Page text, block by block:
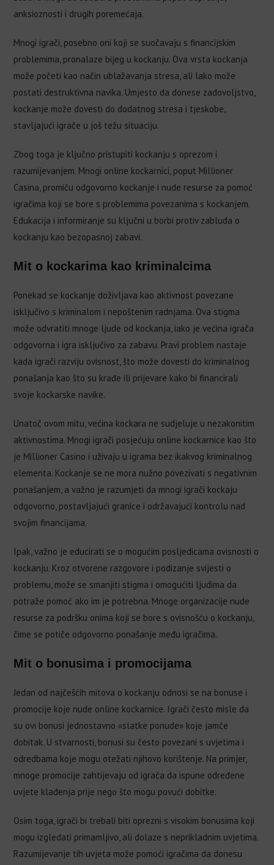
anksioznosti i drugih poremećaja.
Mnogi igrači, posebno oni koji se suočavaju s financijskim
problemima, pronalaze bijeg u kockanju. Ova vrsta kockanja
može početi kao način ublažavanja stresa, ali lako može
postati destruktivna navika. Umjesto da donese zadovoljstvo,
kockanje može dovesti do dodatnog stresa i tjeskobe,
stavljajući igrače u još težu situaciju.
Zbog toga je ključno pristupiti kockanju s oprezom i
razumijevanjem. Mnogi online kockarnici, poput Millioner
Casina, promiču odgovorno kockanje i nude resurse za pomoć
igračima koji se bore s problemima povezanima s kockanjem.
Edukacija i informiranje su ključni u borbi protiv zabluda o
kockanju kao bezopasnoj zabavi.
Mit o kockarima kao kriminalcima
Ponekad se kockanje doživljava kao aktivnost povezane
isključivo s kriminalom i nepoštenim radnjama. Ova stigma
može odvratiti mnoge ljude od kockanja, iako je većina igrača
odgovorna i igra isključivo za zabavu. Pravi problem nastaje
kada igrači razviju ovisnost, što može dovesti do kriminalnog
ponašanja kao što su krađe ili prijevare kako bi financirali
svoje kockarske navike.
Unatoč ovom mitu, većina kockara ne sudjeluje u nezakonitim
aktivnostima. Mnogi igrači posjećuju online kockarnice kao što
je Millioner Casino i uživaju u igrama bez ikakvog kriminalnog
elementa. Kockanje se ne mora nužno povezivati s negativnim
ponašanjem, a važno je razumjeti da mnogi igrači kockaju
odgovorno, postavljajući granice i održavajući kontrolu nad
svojim financijama.
Ipak, važno je educirati se o mogućim posljedicama ovisnosti o
kockanju. Kroz otvorene razgovore i podizanje svijesti o
problemu, može se smanjiti stigma i omogućiti ljudima da
potraže pomoć ako im je potrebna. Mnoge organizacije nude
resurse za podršku onima koji se bore s ovisnošću o kockanju,
čime se potiče odgovorno ponašanje među igračima.
Mit o bonusima i promocijama
Jedan od najčešćih mitova o kockanju odnosi se na bonuse i
promocije koje nude online kockarnice. Igrači često misle da
su ovi bonusi jednostavno «slatke ponude» koje jamče
dobitak. U stvarnosti, bonusi su često povezani s uvjetima i
odredbama koje mogu otežati njihovo korištenje. Na primjer,
mnoge promocije zahtijevaju od igrača da ispune određene
uvjete klađenja prije nego što mogu povući dobitke.
Osim toga, igrači bi trebali biti oprezni s visokim bonusima koji
mogu izgledati primamljivo, ali dolaze s neprikladnim uvjetima.
Razumijevanje tih uvjeta može pomoći igračima da donesu